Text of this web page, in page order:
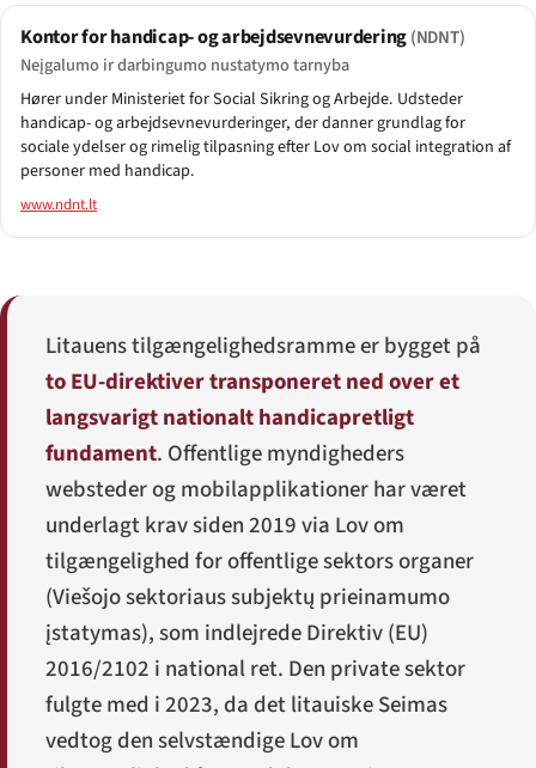
Kontor for handicap- og arbejdsevnevurdering(NDNT)
Neįgalumo ir darbingumo nustatymo tarnyba
Hører under Ministeriet for Social Sikring og Arbejde. Udsteder
handicap- og arbejdsevnevurderinger, der danner grundlag for
sociale ydelser og rimelig tilpasning efter Lov om social integration af
personer med handicap.
www.ndnt.lt
Litauens tilgængelighedsramme er bygget på
to EU-direktiver transponeret ned over et
langsvarigt nationalt handicapretligt
fundament. Offentlige myndigheders
websteder og mobilapplikationer har været
underlagt krav siden 2019 via Lov om
tilgængelighed for offentlige sektors organer
(Viešojo sektoriaus subjektų prieinamumo
įstatymas), som indlejrede Direktiv (EU)
2016/2102 i national ret. Den private sektor
fulgte med i 2023, da det litauiske Seimas
vedtog den selvstændige Lov om